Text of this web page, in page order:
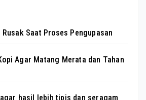
Saat Proses Pengupasan
Agar Matang Merata dan Tahan
hasil lebih tipis dan seragam